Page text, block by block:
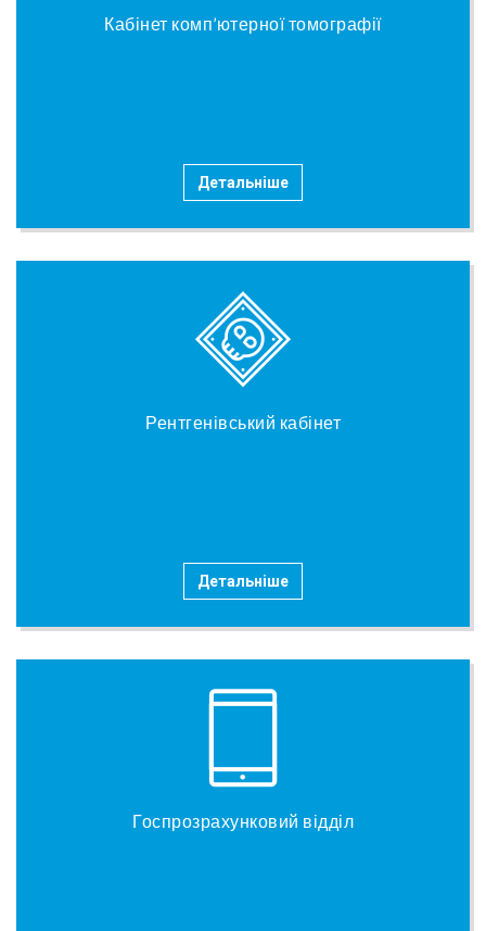
Кабінет комп’ютерної томографії
Детальніше
Рентгенівський кабінет
Детальніше
Госпрозрахунковий відділ